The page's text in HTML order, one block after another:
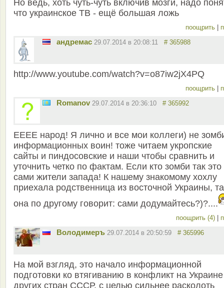
Но ведь, хоть чуть-чуть включив мозги, надо
что украинское ТВ - ещё большая ложь
поощрить
андремас 29.07.2014 в 20:08:11 # 365988
http://www.youtube.com/watch?v=o87iw2jX4PQ
поощрить
Romanov 29.07.2014 в 20:36:10 # 365992
ЕЕЕЕ народ! Я лично и все мои коллеги) не
информационных воин! тоже читаем укропские
сайты и пиндосовские и наши чтобы сравнить и
уточнить четко по фактам. Если кто зомби так это
сами жители запада! К нашему знакомому хохлу
приехала родственница из восточной Украины,
она по другому говорит: сами додумайтесь?)?....
поощрить (4)
Володимеръ 29.07.2014 в 20:50:59 # 365996
На мой взгляд, это начало информационной
подготовки ко втягиванию в конфликт на Украине
других стран СССР, с целью сильнее расколоть